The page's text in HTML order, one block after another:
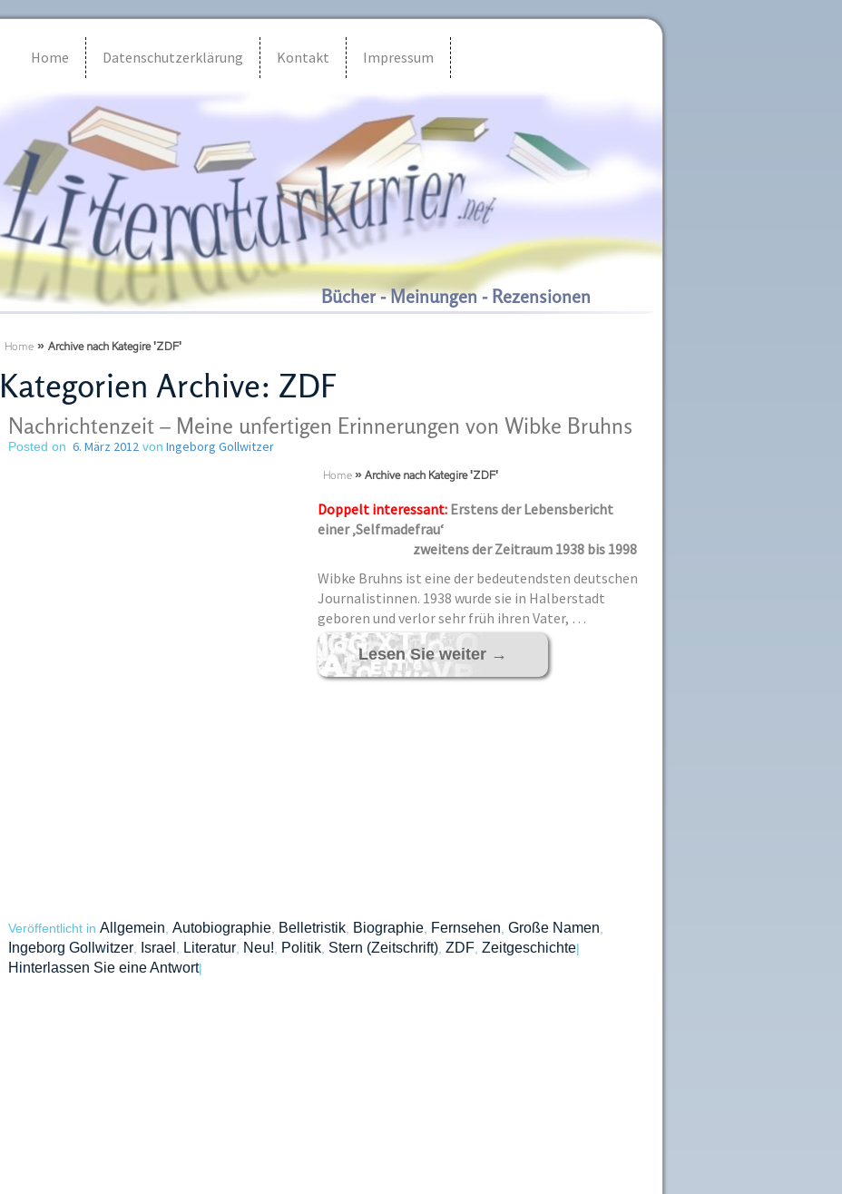
Home Datenschutzerklärung Kontakt Impressum
Bücher - Meinungen - Rezensionen
Home » Archive nach Kategire 'ZDF'
Kategorien Archive: ZDF
Nachrichtenzeit – Meine unfertigen Erinnerungen von Wibke Bruhns
Posted on 6. März 2012 von Ingeborg Gollwitzer
Home » Archive nach Kategire 'ZDF'
Doppelt interessant:Erstens der Lebensbericht
einer ‚Selfmadefrau‘
zweitens der Zeitraum 1938 bis 1998
Wibke Bruhns ist eine der bedeutendsten deutschen
Journalistinnen. 1938 wurde sie in Halberstadt
geboren und verlor sehr früh ihren Vater, …
Lesen Sie weiter →
Veröffentlicht in Allgemein Autobiographie, Belletristik, Biographie, Fernsehen Große Namen
Ingeborg Gollwitzer, Israel Literatur, Neu! Politik, Stern (Zeitschrift), ZDF Zeitgeschichte|
Hinterlassen Sie eine Antwort|